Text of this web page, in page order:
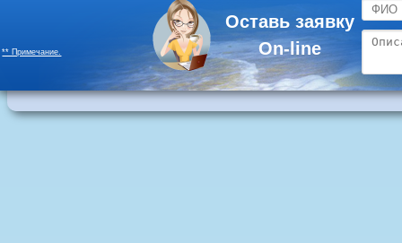
** Примечание.
Оставь заявку
On-line